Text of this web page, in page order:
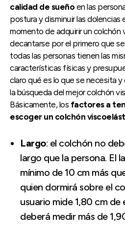
calidad de sueño en las
postura y disminuir las dolencias
momento de adquirir un colchón
decantarse por el primero que
todas las personas tienen las
características físicas y
claro qué es lo que se necesita
la búsqueda del mejor colchón
Básicamente, los factores a
escoger un colchón
Largo: el colchón no
largo que la persona. El
mínimo de 10 cm más
quien dormirá sobre el
usuario mide 1,80 cm
deberá medir más de